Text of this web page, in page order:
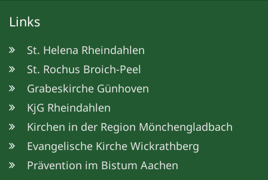
Links
St. Helena Rheindahlen
St. Rochus Broich-Peel
Grabeskirche Günhoven
KjG Rheindahlen
Kirchen in der Region Mönchengladbach
Evangelische Kirche Wickrathberg
Prävention im Bistum Aachen